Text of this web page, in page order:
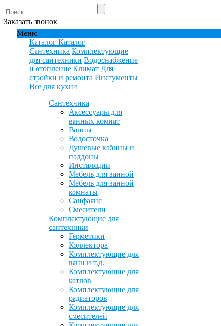
Заказать звонок
Меню
Каталог Каталог
Сантехника Комплектующие
для сантехники Водоснабжение
и отопление Климат Для
стройки и ремонта Инстументы
Все для кухни
Сантехника
Аксессуары для
ванных комнат
Ванны
Водосточка
Душевые кабины и
поддоны
Инсталяции
Мебель для ванной
Мебель для ванной
комнаты
Санфаянс
Смесители
Комплектующие для
сантехники
Герметики
Коллектора
Комплектующие для
ванн и т.д.
Комплектующие для
котлов
Комплектующие для
радиаторов
Комплектующие для
смесителей